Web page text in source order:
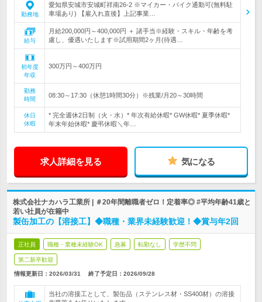
勤務地
愛知県安城市安城町祥南26-2 ※マイカー・バイク通勤可(無料駐
車場あり) 【雇入れ直後】上記事業…
給与
月給200,000円～400,000円 ＋ 諸手当※経験・スキル・年齢を考
慮し、優遇いたします※試用期間2ヶ月(待遇…
初年度
年収
300万円～400万円
勤務
時間
08:30～17:30（休憩1時間30分）※残業/月20～30時間
休日
休暇
* 完全週休2日制（火・水）* 年次有給休暇* GW休暇* 夏季休暇*
年末年始休暇* 慶弔休暇＼年…
求人詳細を見る 気になる
株式会社ナカハラ工業所 | ＃20年間離職者ゼロ！定着率◎ #平均年齢41歳と
若い社員が在籍中
製缶加工の【溶接工】◆職種・業界未経験歓迎！◆賞与年2回
正社員 職種・業種未経験OK 急募 転勤なし 学歴不問
第二新卒歓迎
情報更新日：2026/03/31 終了予定日： 2026/09/28
当社の溶接工として、製缶品（ステンレス材・SS400材）の溶接